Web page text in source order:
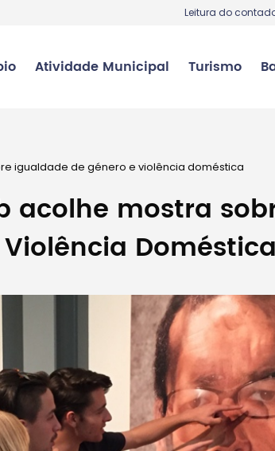
Leitura do
Atividade Municipal Turismo
igualdade de género e violência doméstica
acolhe mostra
Doméstica